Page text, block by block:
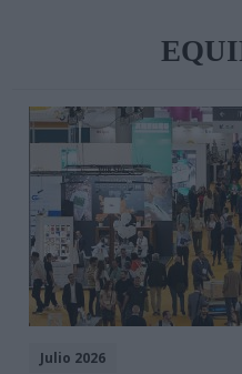
Julio 2026